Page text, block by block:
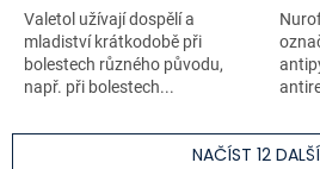
Valetol užívají dospělí a
mladiství krátkodobě při
bolestech různého původu,
např. při bolestech...
NAČÍST 12